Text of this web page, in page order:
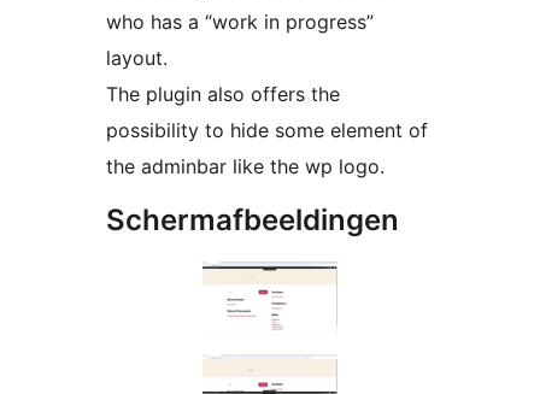
who has a “work in progress”
layout.
The plugin also offers the
possibility to hide some element of
the adminbar like the wp logo.
Schermafbeeldingen